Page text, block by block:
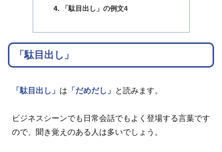
「駄目出し」の例文4
「駄目出し」
「駄目出し」 は 「だめだし」 と読みます。
ビジネスシーンでも日常会話でもよく登場する言葉です
ので、聞き覚えのある人は多いでしょう。